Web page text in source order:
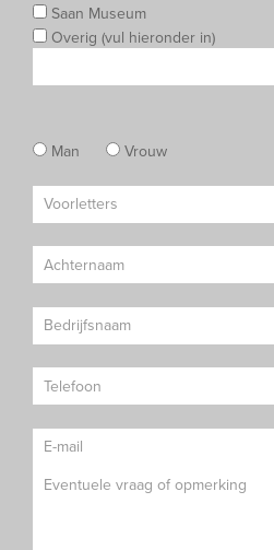
Saan Museum
Overig (vul hieronder in)
Man Vrouw